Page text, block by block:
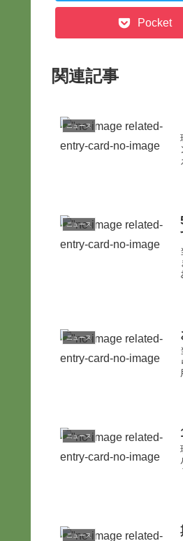
Pocket
関連記事
ニュース
ニュース
ニュース
ニュース
ニュース